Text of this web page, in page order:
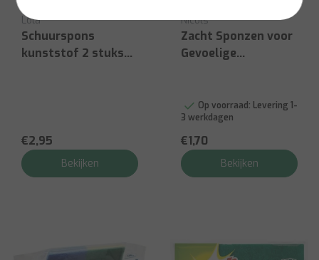
Lola
Schuurspons
kunststof 2 stuks
€2,95
Bekijken
Nicols
Zacht Sponzen voor
Gevoelige
Op voorraad: Levering 1-
3 werkdagen
€1,70
Bekijken